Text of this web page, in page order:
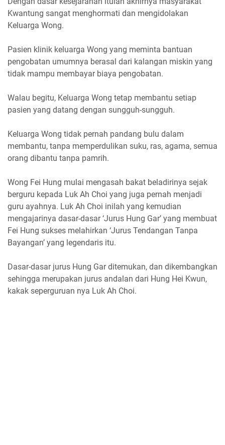
Kwantung sangat menghormati dan mengidolakan
Keluarga Wong.
Pasien klinik keluarga Wong yang meminta bantuan
pengobatan umumnya berasal dari kalangan miskin yang
tidak mampu membayar biaya pengobatan.
Walau begitu, Keluarga Wong tetap membantu setiap
pasien yang datang dengan sungguh-sungguh.
Keluarga Wong tidak pernah pandang bulu dalam
membantu, tanpa memperdulikan suku, ras, agama, semua
orang dibantu tanpa pamrih.
Wong Fei Hung mulai mengasah bakat beladirinya sejak
berguru kepada Luk Ah Choi yang juga pernah menjadi
guru ayahnya. Luk Ah Choi inilah yang kemudian
mengajarinya dasar-dasar ‘Jurus Hung Gar’ yang membuat
Fei Hung sukses melahirkan ‘Jurus Tendangan Tanpa
Bayangan’ yang legendaris itu.
Dasar-dasar jurus Hung Gar ditemukan, dan dikembangkan
sehingga merupakan jurus andalan dari Hung Hei Kwun,
kakak seperguruan nya Luk Ah Choi.